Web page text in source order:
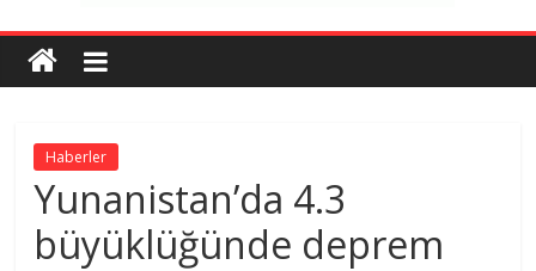
AHDER
Afete
ve
Deprem
Eğitimi
Derneği
Haberler
Yunanistan’da 4.3
büyüklüğünde deprem